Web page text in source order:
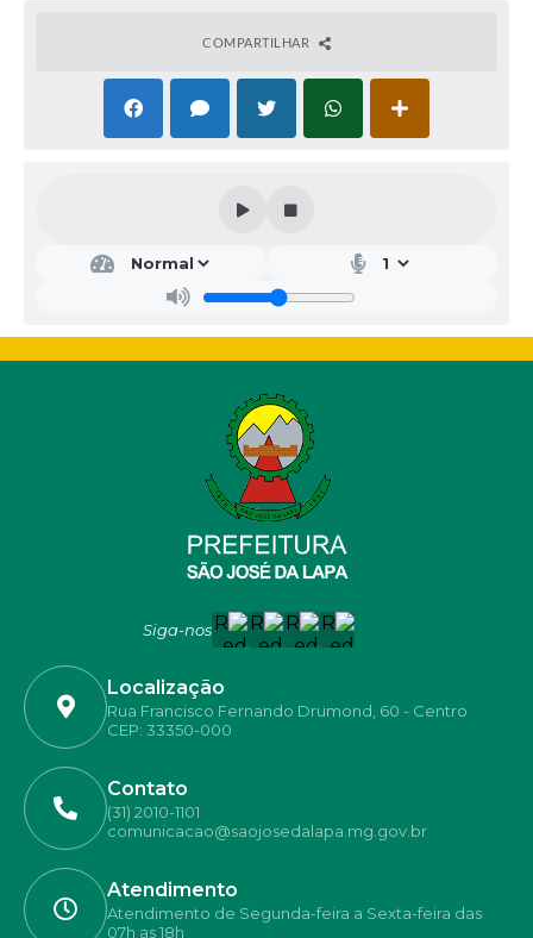
COMPARTILHAR
Siga-nos
Localização
Rua Francisco Fernando Drumond, 60 - Centro
CEP: 33350-000
Contato
(31) 2010-1101
comunicacao@saojosedalapa.mg.gov.br
Atendimento
Atendimento de Segunda-feira a Sexta-feira das
07h as 18h